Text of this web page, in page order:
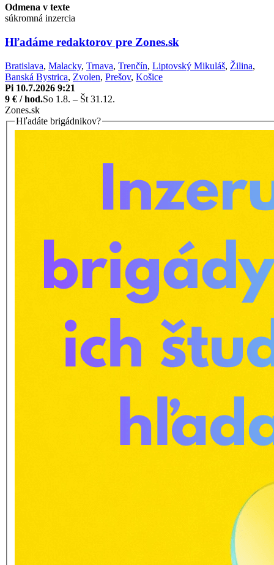
Odmena v texte
súkromná inzercia
Hľadáme redaktorov pre Zones.sk
Bratislava, Malacky, Trnava, Trenčín, Liptovský Mikuláš, Žilina,
Banská Bystrica, Zvolen, Prešov, Košice
Pi 10.7.2026 9:21
9 € / hod.So 1.8. – Št 31.12.
Zones.sk
Hľadáte brigádnikov?